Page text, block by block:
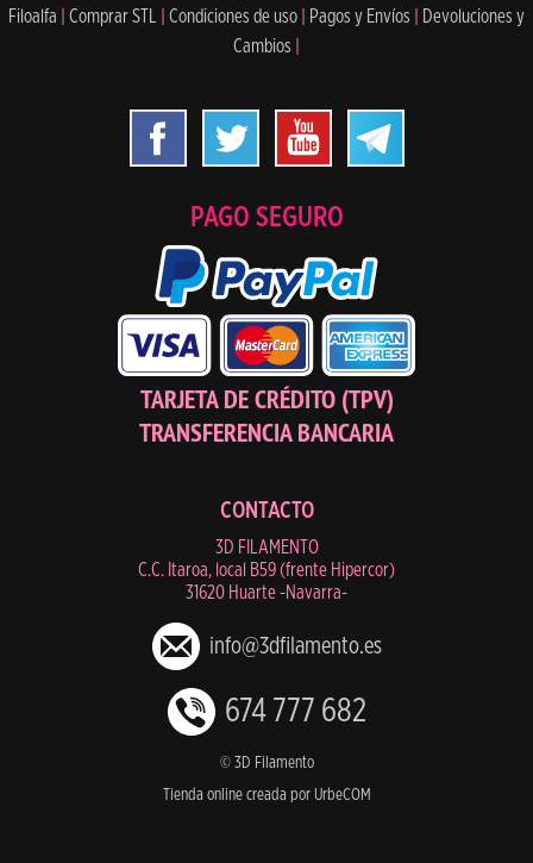
Filoalfa
Comprar STL Condiciones de uso Pagos y Envíos
Devoluciones y
Cambios
PAGO SEGURO
TARJETA DE CRÉDITO (TPV)
TRANSFERENCIA BANCARIA
CONTACTO
3D FILAMENTO
C.C. Itaroa, local B59 (frente Hipercor)
31620 Huarte -Navarra-
info@3dfilamento.es
674 777 682
© 3D Filamento
Tienda online creada por UrbeCOM